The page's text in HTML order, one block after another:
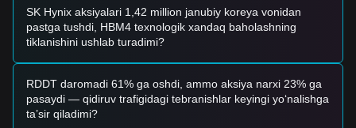
SK Hynix aksiyalari 1,42 million janubiy koreya vonidan
pastga tushdi, HBM4 texnologik xandaq baholashning
tiklanishini ushlab turadimi?
RDDT daromadi 61% ga oshdi, ammo aksiya narxi 23% ga
pasaydi — qidiruv trafigidagi tebranishlar keyingi yo‘nalishga
ta’sir qiladimi?